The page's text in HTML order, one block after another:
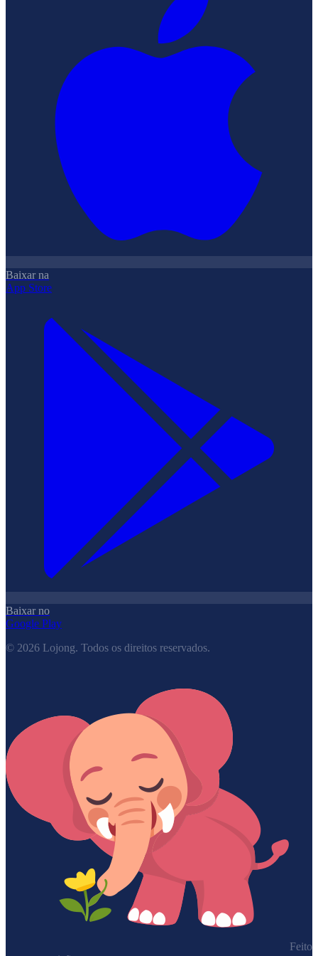
Baixar na
App Store
Baixar no
Google Play
© 2026 Lojong. Todos os direitos reservados.
Feito